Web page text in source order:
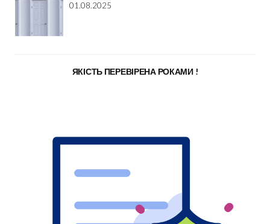
01.08.2025
ЯКІСТЬ ПЕРЕВІРЕНА РОКАМИ !